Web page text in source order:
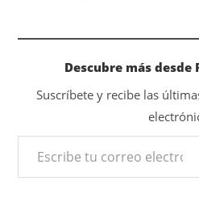
Descubre más desde
Suscríbete y recibe las